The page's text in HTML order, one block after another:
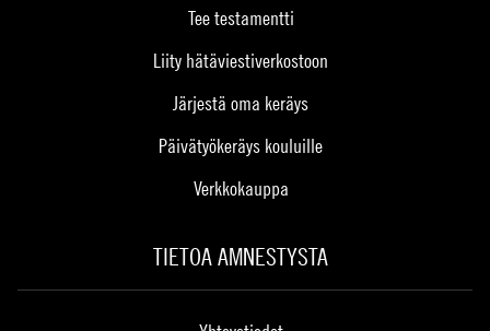
Tee testamentti
Liity hätäviestiverkostoon
Järjestä oma keräys
Päivätyökeräys kouluille
Verkkokauppa
TIETOA AMNESTYSTA